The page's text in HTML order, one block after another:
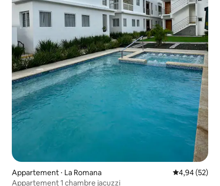
Appartement ⋅ La Romana Évaluation
4,94 (52)
Appartement 1 chambre jacuzzi